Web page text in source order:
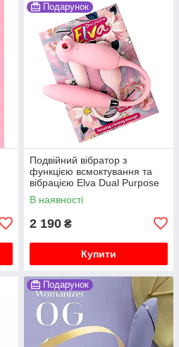
Подарунок
Подвійний вібратор з
функцією всмоктування та
вібрацією Elva Dual Purpose
В наявності
2 190 ₴
Купити
Подарунок